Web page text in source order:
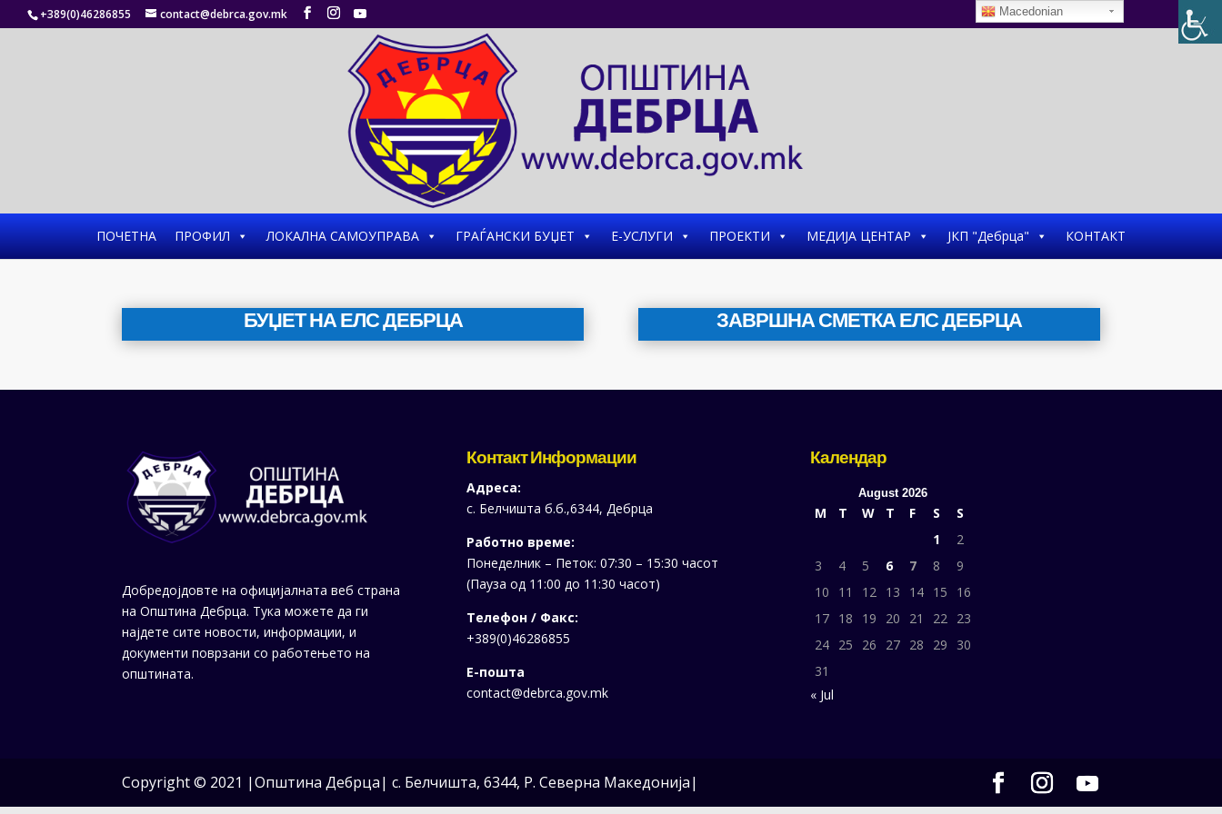
+389(0)46286855 contact@debrca.gov.mk
ПОЧЕТНА ПРОФИЛ ЛОКАЛНА САМОУПРАВА ГРАЃАНСКИ БУЏЕТ Е-УСЛУГИ ПРОЕКТИ МЕДИЈА ЦЕНТАР ЈКП "Дебрца" КОНТАКТ
БУЏЕТ НА ЕЛС ДЕБРЦА ЗАВРШНА СМЕТКА ЕЛС ДЕБРЦА
Добредојдовте на официјалната веб страна
на Општина Дебрца. Тука можете да ги
најдете сите новости, информации, и
документи поврзани со работењето на
општината.
Контакт Информации
Адреса:
с. Белчишта б.б.,6344, Дебрца
Работно време:
Понеделник – Петок: 07:30 – 15:30 часот
(Пауза од 11:00 до 11:30 часот)
Телефон / Факс:
+389(0)46286855
Е-пошта
contact@debrca.gov.mk
Календар
August 2026
M T W T F S
S
1
2
3
4 5 6 7 8
9
10
11 12 13 14 15
16
17
18 19 20 21 22
23
24
25 26 27 28 29
30
31
« Jul
Copyright © 2021 |Општина Дебрца| с. Белчишта, 6344, Р. Северна Македонија|
Macedonian